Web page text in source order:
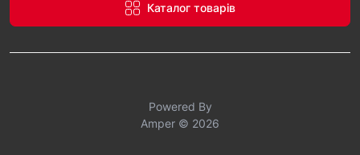
Каталог товарів
Powered By
Amper © 2026